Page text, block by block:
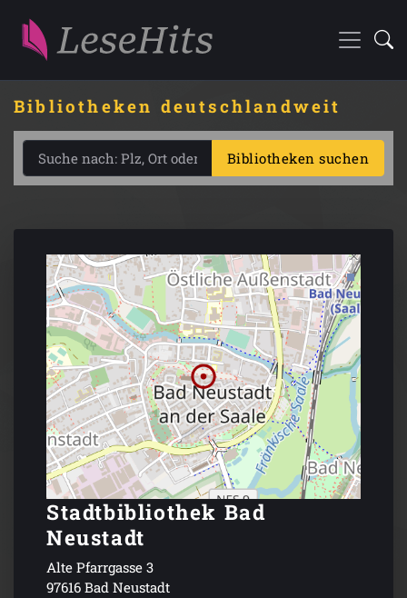
Bibliotheken deutschlandweit
Bibliotheken suchen
Stadtbibliothek Bad
Neustadt
Alte Pfarrgasse 3
97616 Bad Neustadt